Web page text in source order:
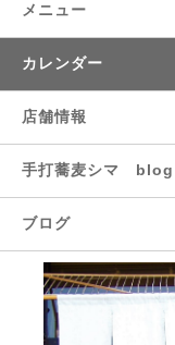
メニュー
カレンダー
店舗情報
手打蕎麦シマ blog
ブログ